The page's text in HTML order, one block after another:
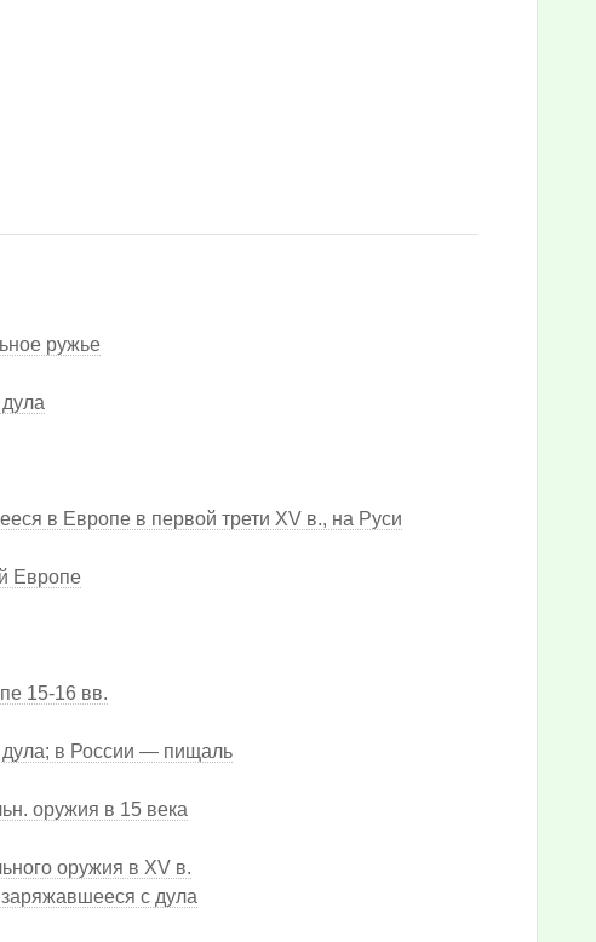
ружье
в Европе в первой трети XV в., на Руси
Европе
15-16 вв.
в России — пищаль
оружия в 15 века
оружия в XV в.
с дула